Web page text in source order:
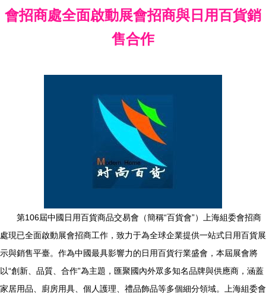
會招商處全面啟動展會招商與日用百貨銷
售合作
第106屆中國日用百貨商品交易會（簡稱“百貨會”）上海組委會招商
處現已全面啟動展會招商工作，致力于為全球企業提供一站式日用百貨展
示與銷售平臺。作為中國最具影響力的日用百貨行業盛會，本屆展會將
以“創新、品質、合作”為主題，匯聚國內外眾多知名品牌與供應商，涵蓋
家居用品、廚房用具、個人護理、禮品飾品等多個細分領域。上海組委會